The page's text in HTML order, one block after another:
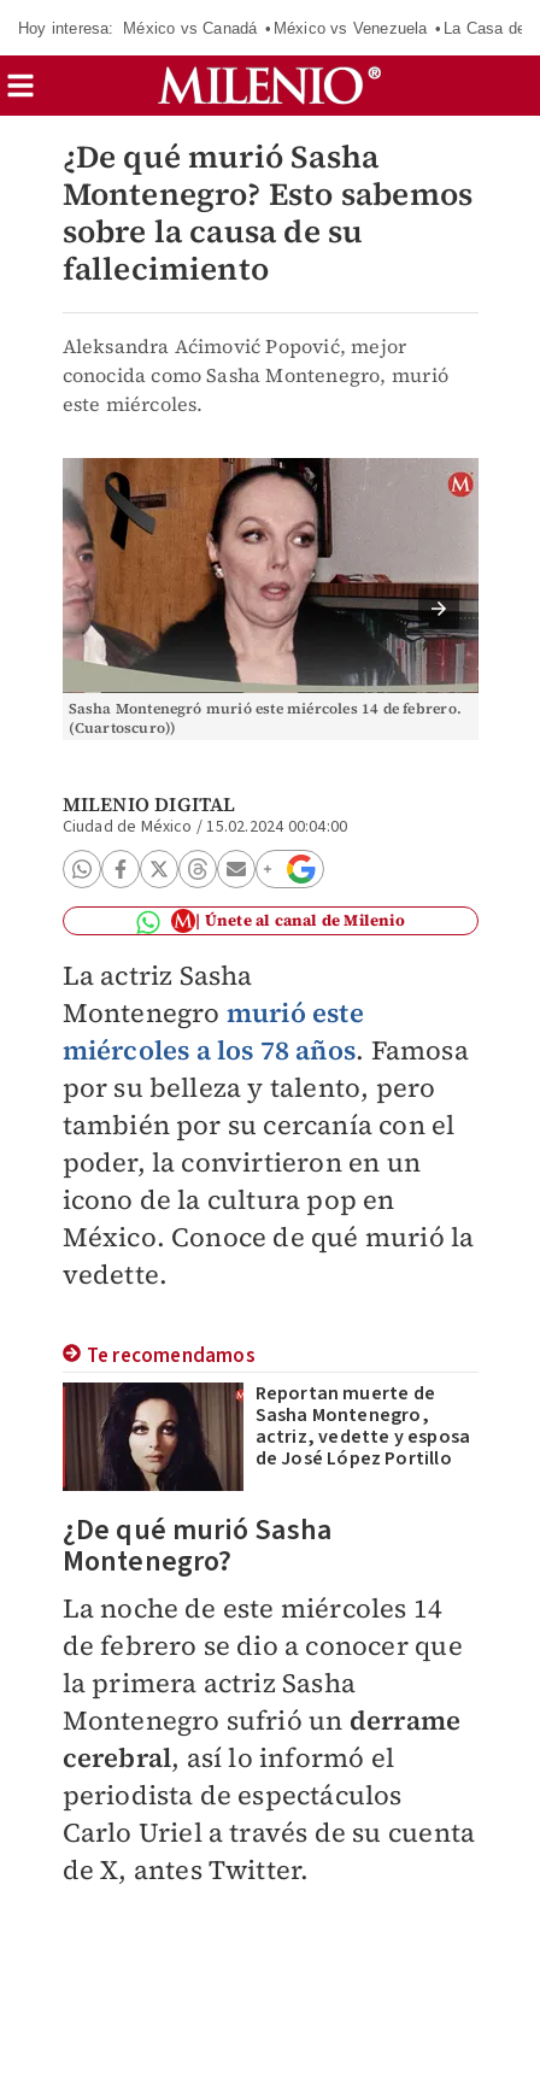
Hoy interesa: México vs Canadá México vs Venezuela La Casa de
¿De qué murió Sasha
Montenegro? Esto sabemos
sobre la causa de su
fallecimiento
Aleksandra Aćimović Popović, mejor
conocida como Sasha Montenegro, murió
este miércoles.
Sasha Montenegró murió este miércoles 14 de febrero.
(Cuartoscuro))
MILENIO DIGITAL
Ciudad de México /15.02.2024 00:04:00
Únete al canal de Milenio
La actriz Sasha
Montenegro murió este
miércoles a los 78 años. Famosa
por su belleza y talento, pero
también por su cercanía con el
poder, la convirtieron en un
icono de la cultura pop en
México. Conoce de qué murió la
vedette.
Te recomendamos
Reportan muerte de
Sasha Montenegro,
actriz, vedette y esposa
de José López Portillo
¿De qué murió Sasha
Montenegro?
La noche de este miércoles 14
de febrero se dio a conocer que
la primera actriz Sasha
Montenegro sufrió un derrame
cerebral, así lo informó el
periodista de espectáculos
Carlo Uriel a través de su cuenta
de X, antes Twitter.